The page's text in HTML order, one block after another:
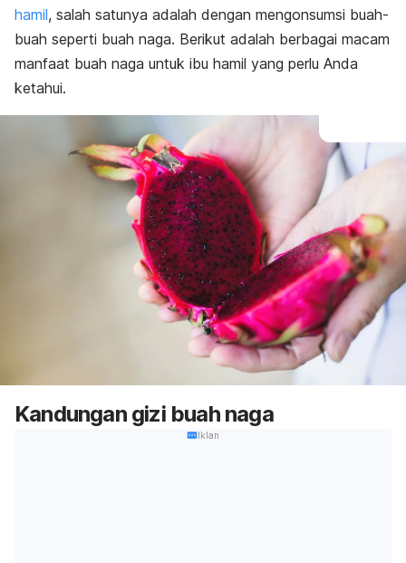
hamil, salah satunya adalah dengan mengonsumsi buah-
buah seperti buah naga. Berikut adalah berbagai macam
manfaat buah naga untuk ibu hamil yang perlu Anda
ketahui.
Kandungan gizi buah naga
Iklan